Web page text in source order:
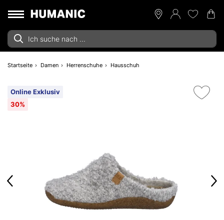
Startseite Damen Herrenschuhe Hausschuh
Online Exklusiv
30%